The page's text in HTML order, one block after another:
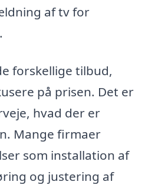
af tv for
forskellige tilbud,
på prisen. Det er
hvad der er
Mange firmaer
som installation af
og justering af